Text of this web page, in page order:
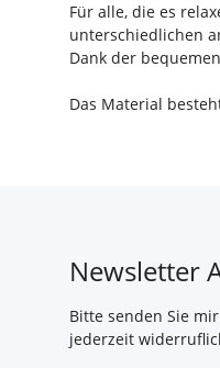
Für alle, die es
unterschiedlichen
Dank der
Das Material
Newsletter
Bitte senden Sie
jederzeit